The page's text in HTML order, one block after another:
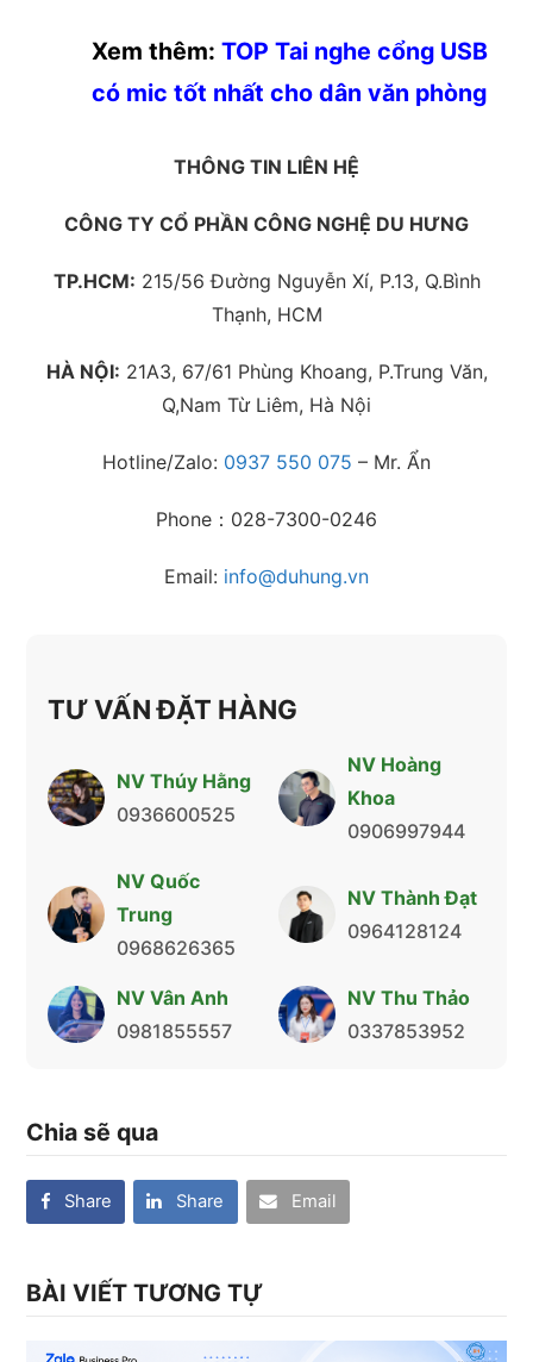
Xem thêm:TOP Tai nghe cổng USB
có mic tốt nhất cho dân văn phòng
THÔNG TIN LIÊN HỆ
CÔNG TY CỔ PHẦN CÔNG NGHỆ DU HƯNG
TP.HCM: 215/56 Đường Nguyễn Xí, P.13, Q.Bình
Thạnh, HCM
HÀ NỘI: 21A3, 67/61 Phùng Khoang, P.Trung Văn,
Q,Nam Từ Liêm, Hà Nội
Hotline/Zalo: 0937 550 075 – Mr. Ẩn
Phone：028-7300-0246
Email: info@duhung.vn
TƯ VẤN ĐẶT HÀNG
NV Thúy Hằng
0936600525
NV Hoàng
Khoa
0906997944
NV Quốc
Trung
0968626365
NV Thành Đạt
0964128124
NV Vân Anh
0981855557
NV Thu Thảo
0337853952
Chia sẽ qua
Share Share Email
BÀI VIẾT TƯƠNG TỰ